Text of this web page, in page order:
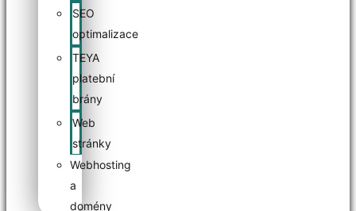
SEO
optimalizace
TEYA
platební
brány
Web
stránky
Webhosting
a
domény